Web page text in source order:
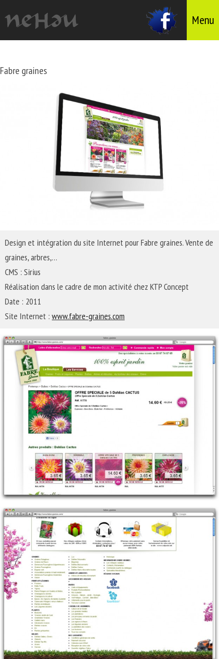
Menu
Fabre graines
Design et intégration du site Internet pour Fabre graines. Vente de
graines, arbres,…
CMS : Sirius
Réalisation dans le cadre de mon activité chez KTP Concept
Date : 2011
Site Internet : www.fabre-graines.com